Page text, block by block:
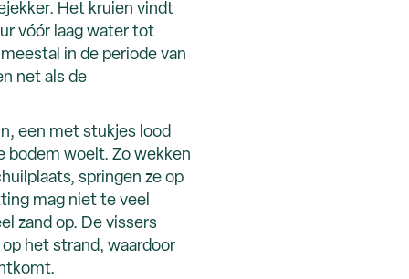
Het kruien vindt
vóór laag water tot
in de periode van
net als de
een met stukjes lood
bodem woelt. Zo wekken
springen ze op
mag niet te veel
zand op. De vissers
het strand, waardoor